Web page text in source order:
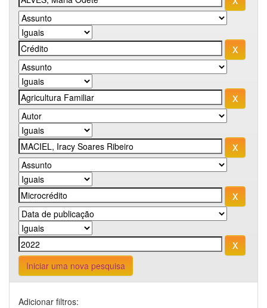
Iniciar uma nova pesquisa
Adicionar filtros: